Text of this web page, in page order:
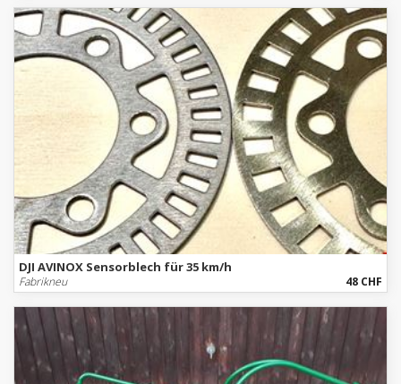
DJI AVINOX Sensorblech für 35 km/h
Fabrikneu 48 CHF